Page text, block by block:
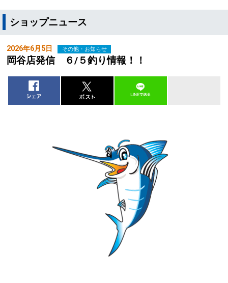
ショップニュース
2026年6月5日 その他・お知らせ
岡谷店発信 ６/５釣り情報！！